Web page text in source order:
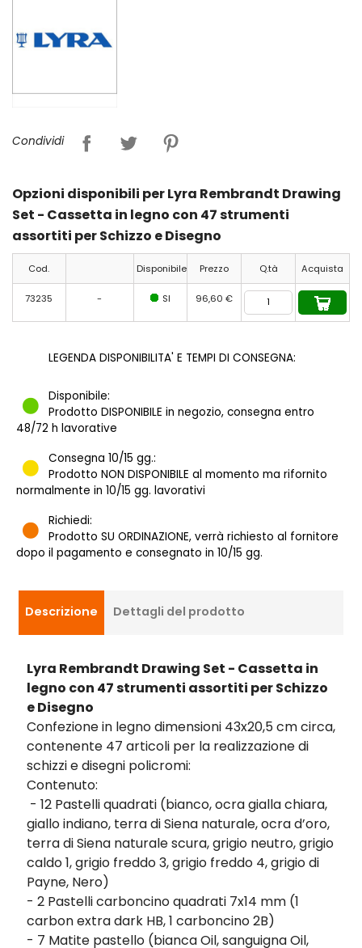
Condividi
Opzioni disponibili per Lyra Rembrandt Drawing
Set - Cassetta in legno con 47 strumenti
assortiti per Schizzo e Disegno
Cod. Disponibile Prezzo Q.tà Acquista
73235 - SI 96,60 €
LEGENDA DISPONIBILITA' E TEMPI DI CONSEGNA:
Disponibile:
Prodotto DISPONIBILE in negozio, consegna entro
48/72 h lavorative
Consegna 10/15 gg.:
Prodotto NON DISPONIBILE al momento ma rifornito
normalmente in 10/15 gg. lavorativi
Richiedi:
Prodotto SU ORDINAZIONE, verrà richiesto al fornitore
dopo il pagamento e consegnato in 10/15 gg.
Descrizione Dettagli del prodotto
Lyra Rembrandt Drawing Set - Cassetta in
legno con 47 strumenti assortiti per Schizzo
e Disegno
Confezione in legno dimensioni 43x20,5 cm circa,
contenente 47 articoli per la realizzazione di
schizzi e disegni policromi:
Contenuto:
- 12 Pastelli quadrati (bianco, ocra gialla chiara,
giallo indiano, terra di Siena naturale, ocra d’oro,
terra di Siena naturale scura, grigio neutro, grigio
caldo 1, grigio freddo 3, grigio freddo 4, grigio di
Payne, Nero)
- 2 Pastelli carboncino quadrati 7x14 mm (1
carbon extra dark HB, 1 carboncino 2B)
- 7 Matite pastello (bianca Oil, sanguigna Oil,